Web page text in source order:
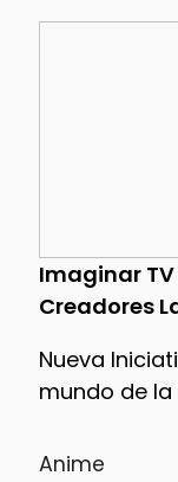
Imaginar
Creadores
Nueva
mundo de la
Anime